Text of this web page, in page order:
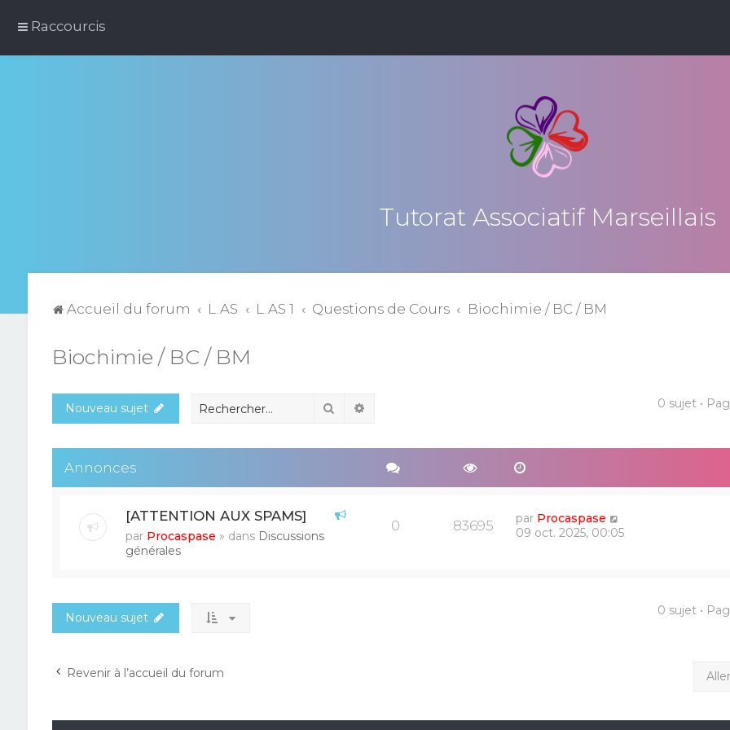
Raccourcis
Tutorat Associatif Marseillais
Accueil du forum L.AS L.AS 1 Questions de Cours Biochimie / BC / BM
Biochimie / BC / BM
Nouveau sujet Rechercher 0 sujet •
Annonces
[ATTENTION AUX SPAMS]
par Procaspase » dans Discussions
générales
0 83695 par Procaspase
09 oct. 2025, 00:05
Nouveau sujet 0 sujet •
Revenir à l’accueil du forum Aller